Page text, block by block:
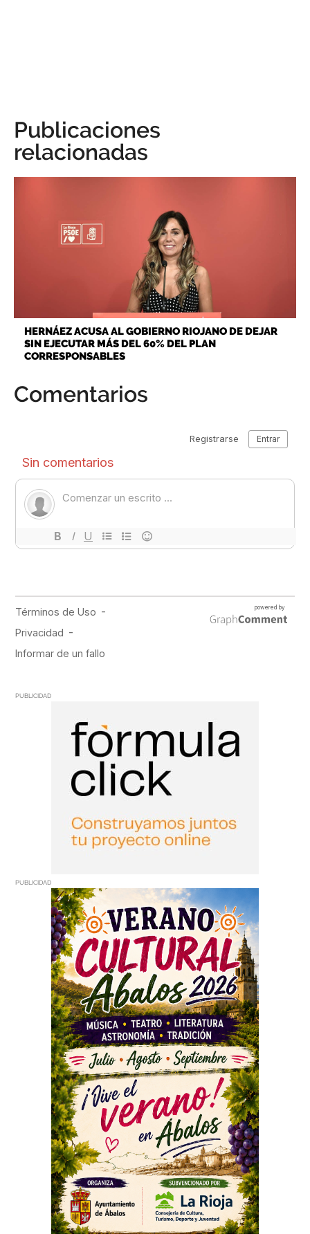
Publicaciones
relacionadas
HERNÁEZ ACUSA AL GOBIERNO RIOJANO DE DEJAR
SIN EJECUTAR MÁS DEL 60% DEL PLAN
CORRESPONSABLES
Comentarios
PUBLICIDAD
PUBLICIDAD